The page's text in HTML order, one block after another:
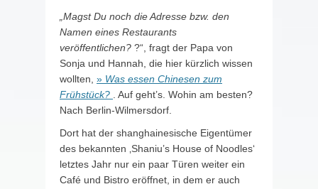
„Magst Du noch die Adresse bzw. den
Namen eines Restaurants
veröffentlichen? ?“, fragt der Papa von
Sonja und Hannah, die hier kürzlich wissen
wollten, » Was essen Chinesen zum
Frühstück?
. Auf geht’s. Wohin am besten?
Nach Berlin-Wilmersdorf.
Dort hat der shanghainesische Eigentümer
des bekannten ‚Shaniu’s House of Noodles‘
letztes Jahr nur ein paar Türen weiter ein
Café und Bistro eröffnet, in dem er auch